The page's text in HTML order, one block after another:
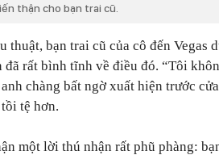
thận cho bạn trai cũ.
thuật, bạn trai cũ của cô đến Vegas
đã rất bình tĩnh về điều đó. “Tôi
chàng bất ngờ xuất hiện trước
tệ hơn.
một lời thú nhận rất phũ phàng: